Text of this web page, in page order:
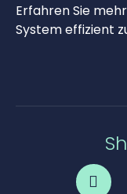
Erfahren Sie
System effizient